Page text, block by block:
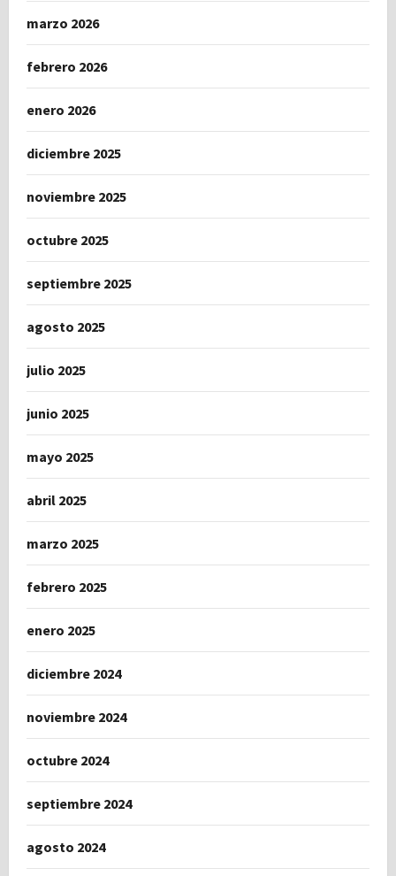
marzo 2026
febrero 2026
enero 2026
diciembre 2025
noviembre 2025
octubre 2025
septiembre 2025
agosto 2025
julio 2025
junio 2025
mayo 2025
abril 2025
marzo 2025
febrero 2025
enero 2025
diciembre 2024
noviembre 2024
octubre 2024
septiembre 2024
agosto 2024